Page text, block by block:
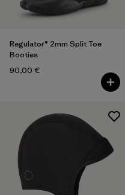
Regulator® 2mm Split Toe
Booties
90,00 €